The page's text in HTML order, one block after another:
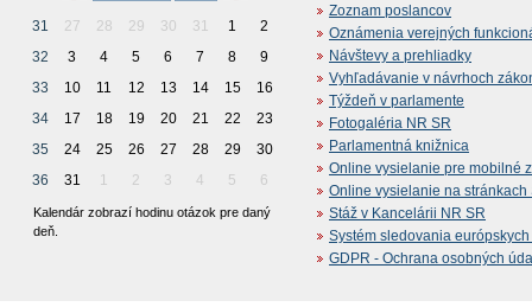
31 27 28 29 30 31 1
2
32
3 4 5 6 7 8
9
33
10 11 12 13 14 15
16
34
17 18 19 20 21 22
23
35
24 25 26 27 28 29
30
36
31 1 2 3 4 5 6
Kalendár zobrazí hodinu otázok pre daný
deň.
Zoznam poslancov
Oznámenia verejných
Návštevy a prehliadky
Vyhľadávanie v návrhoch
Týždeň v parlamente
Fotogaléria NR SR
Parlamentná knižnica
Online vysielanie pre mobilné
Online vysielanie na stránkach
Stáž v Kancelárii NR SR
Systém sledovania
GDPR - Ochrana osobných